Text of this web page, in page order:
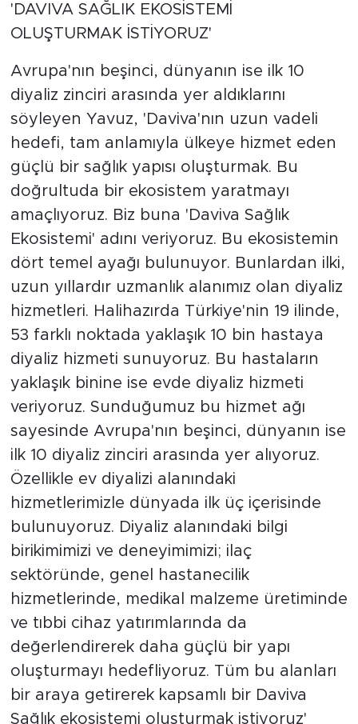
'DAVIVA SAĞLIK EKOSİSTEMİ
OLUŞTURMAK İSTİYORUZ'
Avrupa'nın beşinci, dünyanın ise ilk 10
diyaliz zinciri arasında yer aldıklarını
söyleyen Yavuz, 'Daviva'nın uzun vadeli
hedefi, tam anlamıyla ülkeye hizmet eden
güçlü bir sağlık yapısı oluşturmak. Bu
doğrultuda bir ekosistem yaratmayı
amaçlıyoruz. Biz buna 'Daviva Sağlık
Ekosistemi' adını veriyoruz. Bu ekosistemin
dört temel ayağı bulunuyor. Bunlardan ilki,
uzun yıllardır uzmanlık alanımız olan diyaliz
hizmetleri. Halihazırda Türkiye'nin 19 ilinde,
53 farklı noktada yaklaşık 10 bin hastaya
diyaliz hizmeti sunuyoruz. Bu hastaların
yaklaşık binine ise evde diyaliz hizmeti
veriyoruz. Sunduğumuz bu hizmet ağı
sayesinde Avrupa'nın beşinci, dünyanın ise
ilk 10 diyaliz zinciri arasında yer alıyoruz.
Özellikle ev diyalizi alanındaki
hizmetlerimizle dünyada ilk üç içerisinde
bulunuyoruz. Diyaliz alanındaki bilgi
birikimimizi ve deneyimimizi; ilaç
sektöründe, genel hastanecilik
hizmetlerinde, medikal malzeme üretiminde
ve tıbbi cihaz yatırımlarında da
değerlendirerek daha güçlü bir yapı
oluşturmayı hedefliyoruz. Tüm bu alanları
bir araya getirerek kapsamlı bir Daviva
Sağlık ekosistemi oluşturmak istiyoruz'